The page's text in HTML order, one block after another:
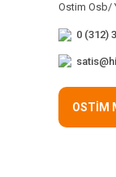
Ostim Osb/
0 (312)
OSTİM